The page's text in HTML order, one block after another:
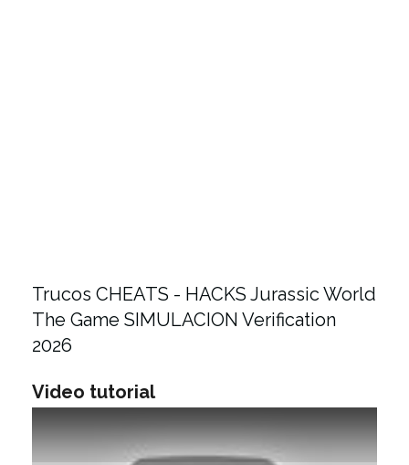
Trucos CHEATS - HACKS Jurassic World
The Game SIMULACION Verification
2026
Video tutorial